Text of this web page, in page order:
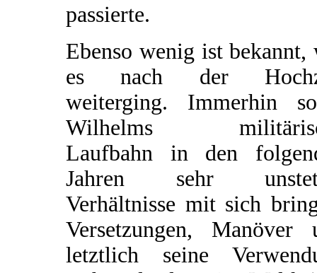
passierte.
Ebenso wenig ist bekannt,
es nach der
weiterging. Immerhin
Wilhelms
Laufbahn in den
Jahren sehr
Verhältnisse mit sich
Versetzungen, Manöver
letztlich seine